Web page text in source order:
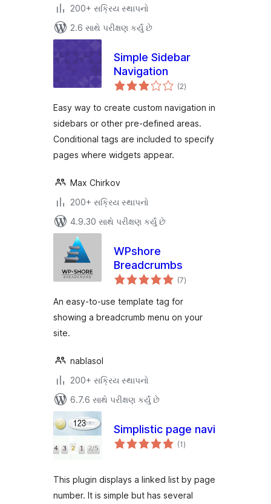
200+ સક્રિય સ્થાપનો
2.6 સાથે પરીક્ષણ કર્યું છે
Simple Sidebar
Navigation
(2કુલ
રેટિંગ્સ
)
Easy way to create custom navigation in
sidebars or other pre-defined areas.
Conditional tags are included to specify
pages where widgets appear.
Max Chirkov
200+ સક્રિય સ્થાપનો
4.9.30 સાથે પરીક્ષણ કર્યું છે
WPshore
Breadcrumbs
(7કુલ
રેટિંગ્સ
)
An easy-to-use template tag for
showing a breadcrumb menu on your
site.
nablasol
200+ સક્રિય સ્થાપનો
6.7.6 સાથે પરીક્ષણ કર્યું છે
Simplistic page navi
(1કુલ
રેટિંગ્સ
)
This plugin displays a linked list by page
number. It is simple but has several